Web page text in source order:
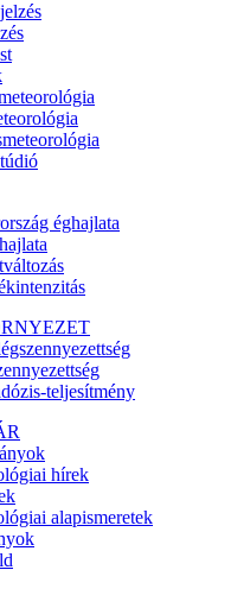
éghajlata
teljesítmény
hírek
alapismeretek